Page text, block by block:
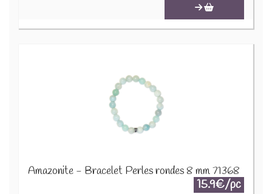
Amazonite - Bracelet Perles rondes 8 mm 71368
15.9€/pc